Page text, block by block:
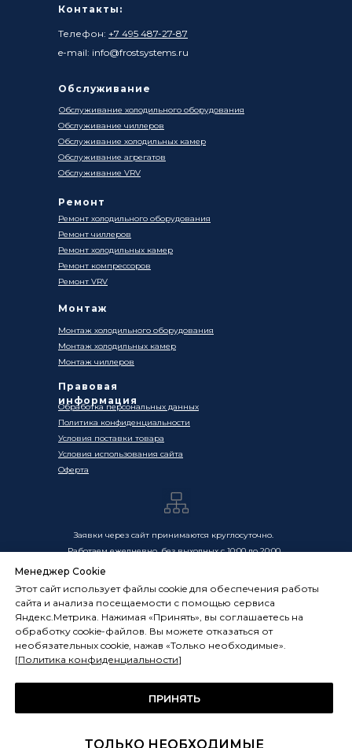
Контакты:
Телефон: +7 495 487-27-87
e-mail: info@frostsystems.ru
Ремонт
Цены, указанные на сайте, носят информационный
характер и не являются публичной офертой в смысле
ст. 437 ГК РФ. Окончательная стоимость товаров и услуг
определяется индивидуально и фиксируется в
Спецификации. Условия оказания услуг определяются
публичной офертой, размещённой по адресу:
Заявки через сайт принимаются круглосуточно.
Работаем ежедневно, без выходных с 10:00 до 20:00
Обработка персональных данных
Политика конфиденциальности
Условия поставки товара
Оферта
Условия использования сайта
Ремонт холодильного оборудования
Ремонт чиллеров
Ремонт холодильных камер
Ремонт компрессоров
Ремонт VRV
Монтаж
Правовая
информация
Монтаж холодильного оборудования
Монтаж чиллеров
Монтаж холодильных камер
Обслуживание
Обслуживание холодильного оборудования
Обслуживание чиллеров
Обслуживание холодильных камер
Обслуживание агрегатов
Обслуживание VRV
Менеджер Cookie
Этот сайт использует файлы cookie для обеспечения работы
сайта и анализа посещаемости с помощью сервиса
Яндекс.Метрика. Нажимая «Принять», вы соглашаетесь на
обработку cookie-файлов. Вы можете отказаться от
необязательных cookie, нажав «Только необходимые».
[Политика конфиденциальности]
ПРИНЯТЬ
ТОЛЬКО НЕОБХОДИМЫЕ